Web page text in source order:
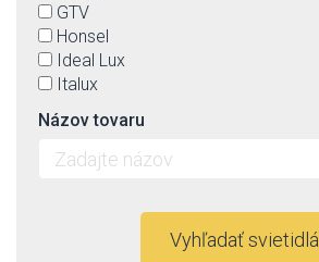
GTV
Honsel
Ideal Lux
Italux
Jupiter
Kaja
Keter lighting
Názov tovaru
Vyhľadať svietidlá